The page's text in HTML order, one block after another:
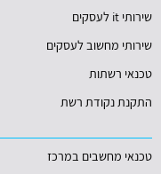
שירותי it לעסקים
שירותי מחשוב לעסקים
טכנאי רשתות
התקנת נקודת רשת
טכנאי מחשבים במרכז